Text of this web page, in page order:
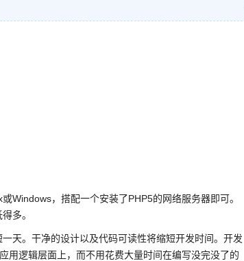
Windows，搭配一个安装了PHP5的网络服务器即可。
多。
天。干净的设计以及代码可读性将缩短开发时间。开发
用逻辑层面上，而不用花费大量时间在编写没完没了的